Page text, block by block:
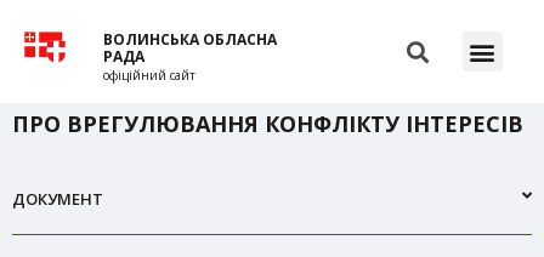
ВОЛИНСЬКА ОБЛАСНА
РАДА
офіційний сайт
ПРО ВРЕГУЛЮВАННЯ КОНФЛІКТУ ІНТЕРЕСІВ
ДОКУМЕНТ